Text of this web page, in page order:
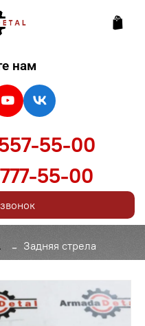
Задняя стрела
нам
55-00
55-00